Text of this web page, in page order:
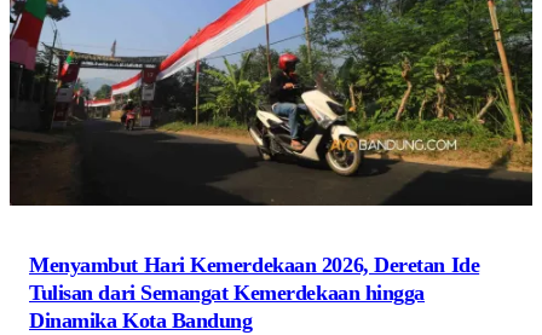
Menyambut Hari Kemerdekaan 2026, Deretan Ide
Tulisan dari Semangat Kemerdekaan hingga
Dinamika Kota Bandung